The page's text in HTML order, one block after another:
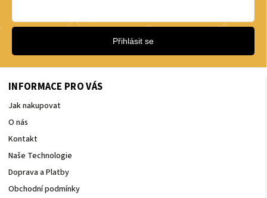
INFORMACE PRO VÁS
Jak nakupovat
O nás
Kontakt
Naše Technologie
Doprava a Platby
Obchodní podmínky
Přihlásit se